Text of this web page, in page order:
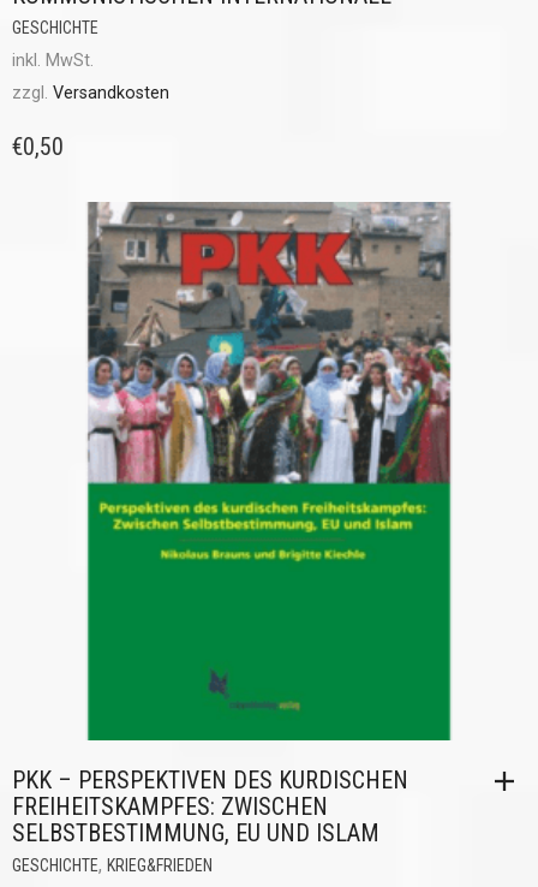
GESCHICHTE
inkl. MwSt.
zzgl. Versandkosten
€0,50
PKK – PERSPEKTIVEN DES KURDISCHEN
FREIHEITSKAMPFES: ZWISCHEN
SELBSTBESTIMMUNG, EU UND ISLAM
GESCHICHTE, KRIEG&FRIEDEN